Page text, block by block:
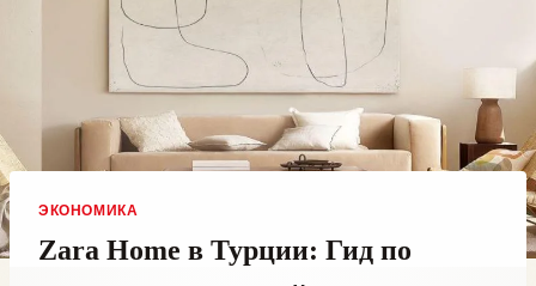
ЭКОНОМИКА
Zara Home в Турции: Гид по